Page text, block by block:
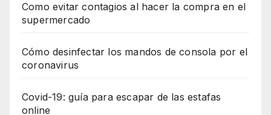
Como evitar contagios al hacer la compra en el
supermercado
Cómo desinfectar los mandos de consola por el
coronavirus
Covid-19: guía para escapar de las estafas
online